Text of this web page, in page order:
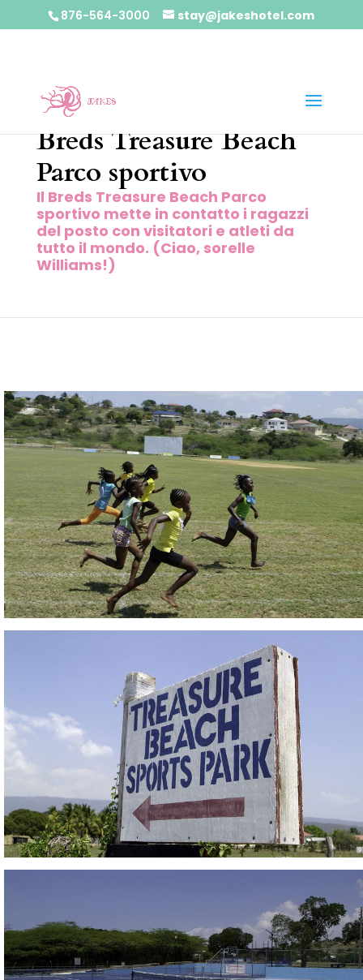
876-564-3000 stay@jakeshotel.com
Breds Treasure Beach
Parco sportivo
Il Breds Treasure Beach Parco
sportivo mette in contatto i ragazzi
del posto con visitatori e atleti da
tutto il mondo. (Ciao, sorelle
Williams!)